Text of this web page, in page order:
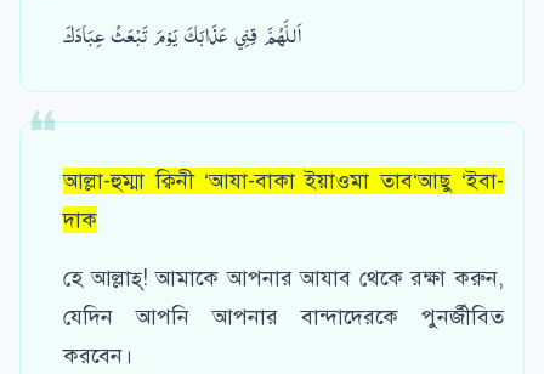
اَللَّهُمَّ قِنِي عَذَابَكَ يَوْمَ تَبْعَثُ عِبَادَكَ
আল্লা-হুম্মা ক্বিনী ‘আযা-বাকা ইয়াওমা তাব‘আছু ‘ইবা-
দাক
হে আল্লাহ্‌! আমাকে আপনার আযাব থেকে রক্ষা করুন,
যেদিন আপনি আপনার বান্দাদেরকে পুনর্জীবিত
করবেন।